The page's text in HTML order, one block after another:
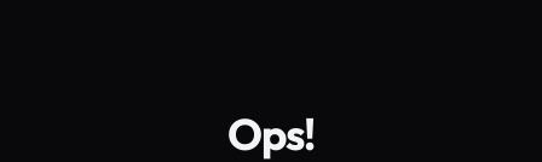
Ops!